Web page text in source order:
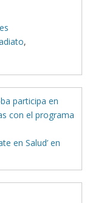
,
participa en
con el programa
en Salud’ en